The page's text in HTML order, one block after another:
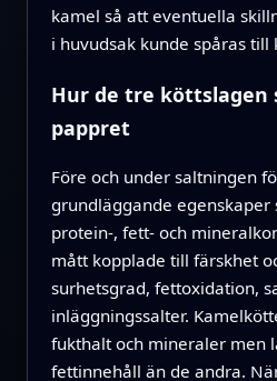
kamel så att eventuella
i huvudsak kunde spåras till
Hur de tre köttslagen
pappret
Före och under saltningen
grundläggande egenskaper
protein-, fett- och
mått kopplade till färskhet
surhetsgrad, fettoxidation,
inläggningssalter.
fukthalt och mineraler men
fettinnehåll än de andra.